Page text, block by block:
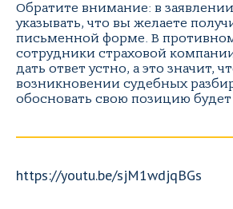
Обратите внимание: в
указывать, что вы желаете
письменной форме. В
сотрудники страховой
дать ответ устно, а это значит,
возникновении судебных
обосновать свою позицию
https://youtu.be/sjM1wdjqBGs